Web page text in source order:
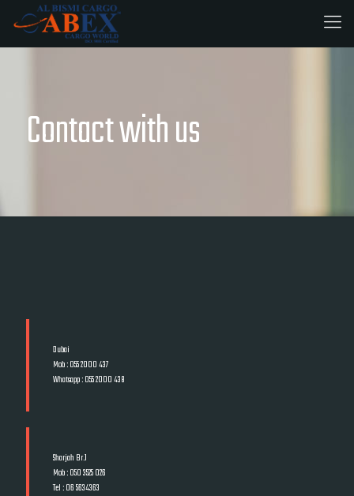
Contact with us
Dubai
Mob : 055 2000 437
Whatsapp : 055 2000 438
Sharjah Br.1
Mob : 050 3525 026
Tel : 06 5634363